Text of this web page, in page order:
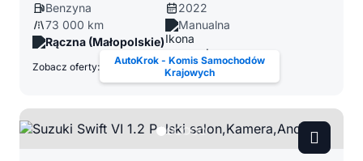
Benzyna
2022
73 000 km
Manualna
Rączna (Małopolskie)
Zobacz oferty:
AutoKrok - Komis Samochodów
Krajowych